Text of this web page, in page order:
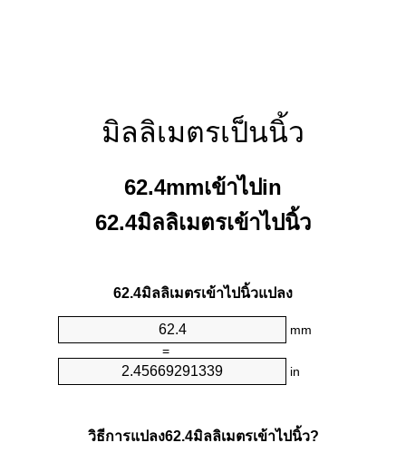
มิลลิเมตรเป็นนิ้ว
62.4mmเข้าไปin
62.4มิลลิเมตรเข้าไปนิ้ว
62.4มิลลิเมตรเข้าไปนิ้วแปลง
mm
=
in
วิธีการแปลง62.4มิลลิเมตรเข้าไปนิ้ว?